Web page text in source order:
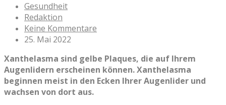
Gesundheit
Redaktion
Keine Kommentare
25. Mai 2022
Xanthelasma sind gelbe Plaques, die auf Ihrem
Augenlidern erscheinen können. Xanthelasma
beginnen meist in den Ecken Ihrer Augenlider und
wachsen von dort aus.